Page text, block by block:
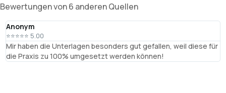
Bewertungen von 6 anderen Quellen
Anonym
⭐⭐⭐⭐⭐ 5.00
Mir haben die Unterlagen besonders gut gefallen, weil diese für
die Praxis zu 100% umgesetzt werden können!